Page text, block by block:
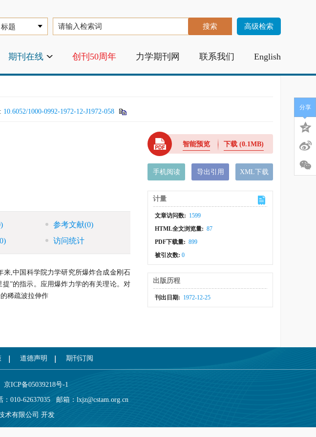
高级检索
期刊在线 创刊50周年 力学期刊网 联系我们 English
10.6052/1000-0992-1972-12-J1972-058
参考文献(0)
访问统计
,中国科学院力学研究所爆炸合成金刚石
”的指示。应用爆炸力学的有关理论。对
稀疏波拉伸作
智能预览 下载(0.1MB)
手机阅读 导出引用 XML下载
计量
文章访问数: 1599
HTML全文浏览量: 87
PDF下载量: 899
被引次数:0
出版历程
刊出日期: 1972-12-25
分享
道德声明 期刊订阅
京ICP备05039218号-1
010-62637035 邮箱： lxjz@cstam.org.cn
术有限公司 开发